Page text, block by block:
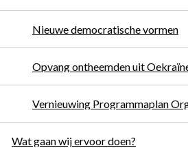
Nieuwe democratische vormen
Opvang ontheemden uit
Vernieuwing Programmaplan
Wat gaan wij ervoor doen?